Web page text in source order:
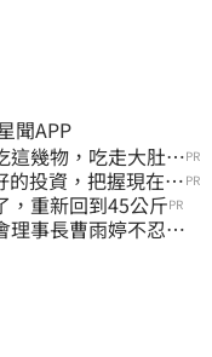
娛樂星聞APP
這幾物，吃走大肚
PR
的投資，把握現在不 PR
，重新回到45公斤PR
理事長曹雨婷不忍